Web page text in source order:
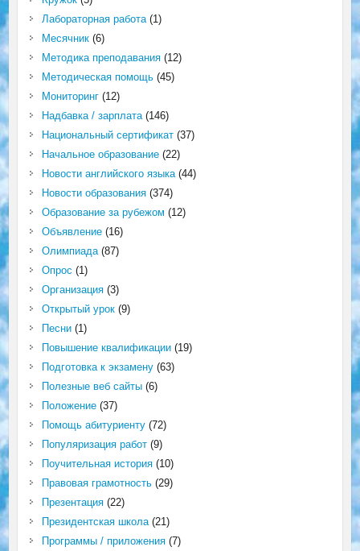
Лабораторная работа(1)
Месячник(6)
Методика преподавания(12)
Методическая помощь(45)
Мониторинг(12)
Надбавка / зарплата(146)
Национальный сертификат(37)
Начальное образование(22)
Новости английского языка(44)
Новости образования(374)
Образование за рубежом (12)
Объявление(16)
Олимпиада(87)
Опрос (1)
Организация(3)
Открытый урок(9)
Песни(1)
Повышение квалификации(19)
Подготовка к экзамену(63)
Полезные веб сайты(6)
Положение(37)
Помощь абитуриенту(72)
Популяризация работ(9)
Поучительная история(10)
Правовая грамотность(29)
Презентация(22)
Президентская школа(21)
Программы / приложения(7)